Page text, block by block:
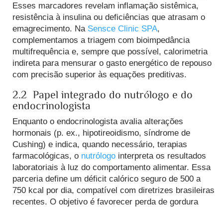
Esses marcadores revelam inflamação sistêmica,
resistência à insulina ou deficiências que atrasam o
emagrecimento. Na Sensce Clinic SPA,
complementamos a triagem com bioimpedância
multifrequência e, sempre que possível, calorimetria
indireta para mensurar o gasto energético de repouso
com precisão superior às equações preditivas.
2.2 Papel integrado do nutrólogo e do
endocrinologista
Enquanto o endocrinologista avalia alterações
hormonais (p. ex., hipotireoidismo, síndrome de
Cushing) e indica, quando necessário, terapias
farmacológicas, o nutrólogo interpreta os resultados
laboratoriais à luz do comportamento alimentar. Essa
parceria define um déficit calórico seguro de 500 a
750 kcal por dia, compatível com diretrizes brasileiras
recentes. O objetivo é favorecer perda de gordura